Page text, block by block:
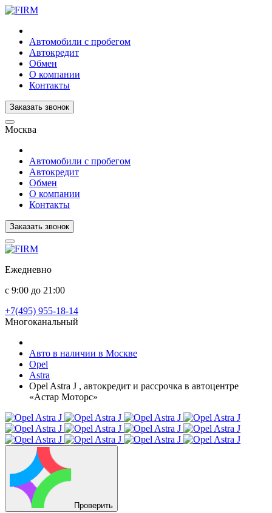
Автомобили с пробегом
Автокредит
Обмен
О компании
Контакты
Заказать звонок
Москва
Автомобили с пробегом
Автокредит
Обмен
О компании
Контакты
Заказать звонок
Ежедневно
с 9:00 до 21:00
+7(495) 955-18-14
Многоканальный
Авто в наличии в Москве
Opel
Astra
Opel Astra J , автокредит и рассрочка в автоцентре
«Астар Моторс»
Проверить